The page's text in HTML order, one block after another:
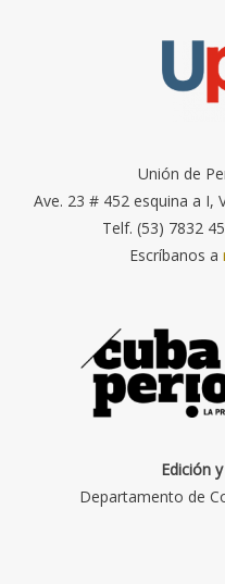
Unión de
Ave. 23 # 452 esquina a I,
Telf. (53) 7832
Escríbanos a
Edición
Departamento de